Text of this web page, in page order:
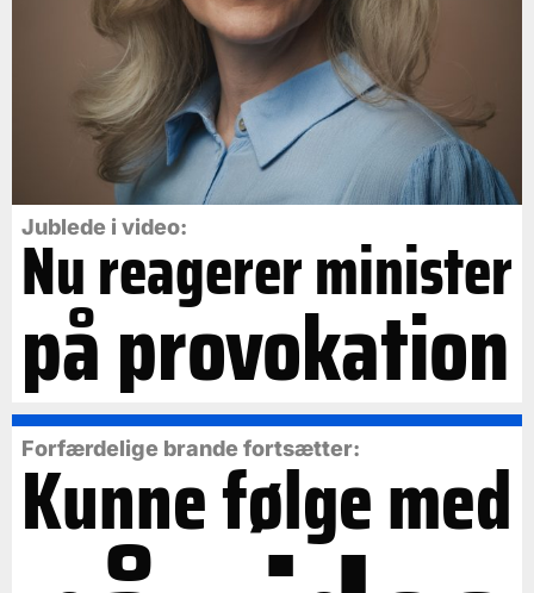
Jublede i video:
Nu reagerer minister
på provokation
Forfærdelige brande fortsætter:
Kunne følge med